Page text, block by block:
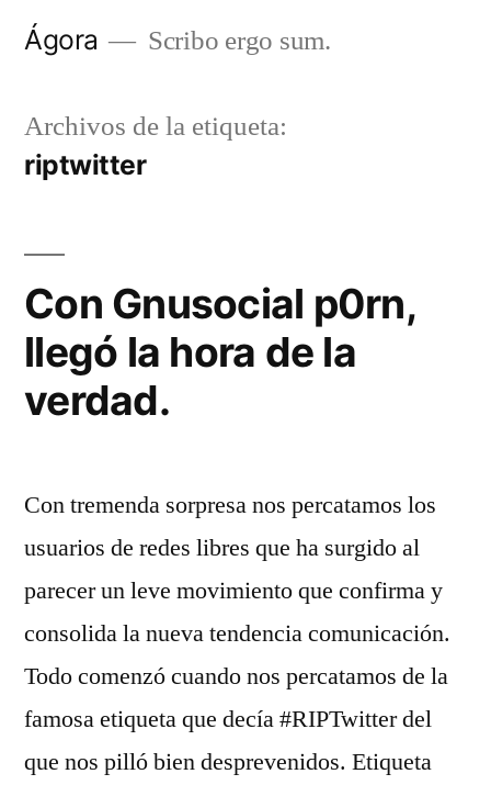
Saltar
Ágora Scribo ergo sum.
Archivos de la etiqueta:
riptwitter
Con Gnusocial p0rn,
llegó la hora de la
verdad.
Con tremenda sorpresa nos percatamos los
usuarios de redes libres que ha surgido al
parecer un leve movimiento que confirma y
consolida la nueva tendencia comunicación.
Todo comenzó cuando nos percatamos de la
famosa etiqueta que decía #RIPTwitter del
que nos pilló bien desprevenidos. Etiqueta